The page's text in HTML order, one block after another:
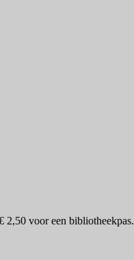
2,50 voor een bibliotheekpas.